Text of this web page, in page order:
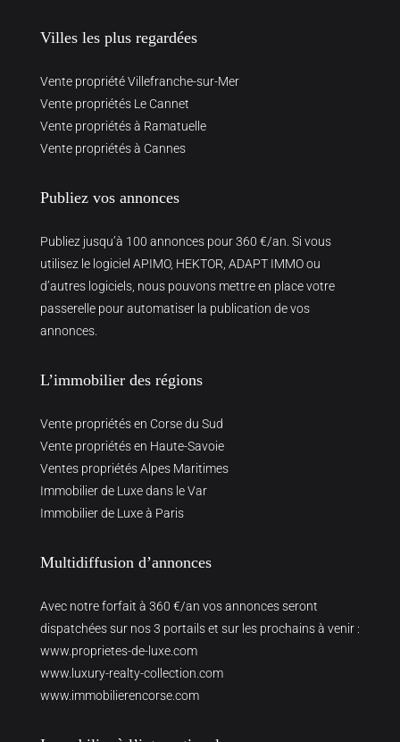
Villes les plus regardées
Vente propriété Villefranche-sur-Mer
Vente propriétés Le Cannet
Vente propriétés à Ramatuelle
Vente propriétés à Cannes
Publiez vos annonces
Publiez jusqu’à 100 annonces pour 360 €/an. Si vous
utilisez le logiciel APIMO, HEKTOR, ADAPT IMMO ou
d’autres logiciels, nous pouvons mettre en place votre
passerelle pour automatiser la publication de vos
annonces.
L’immobilier des régions
Vente propriétés en Corse du Sud
Vente propriétés en Haute-Savoie
Ventes propriétés Alpes Maritimes
Immobilier de Luxe dans le Var
Immobilier de Luxe à Paris
Multidiffusion d’annonces
Avec notre forfait à 360 €/an vos annonces seront
dispatchées sur nos 3 portails et sur les prochains à venir :
www.proprietes-de-luxe.com
www.luxury-realty-collection.com
www.immobilierencorse.com